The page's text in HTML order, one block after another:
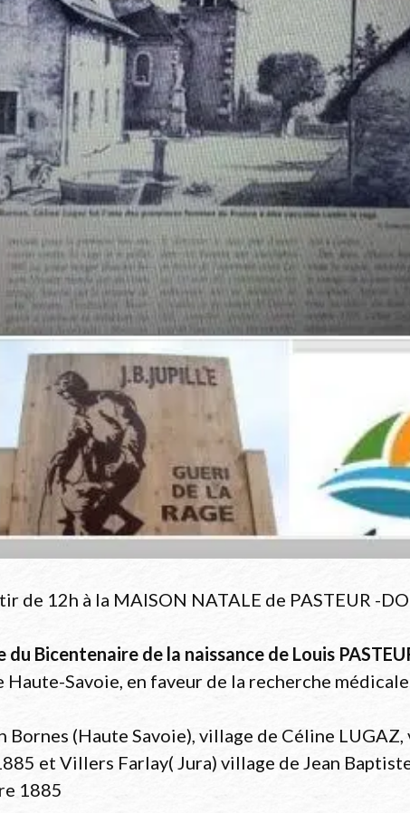
de 12h à la MAISON NATALE de PASTEUR -
Bicentenaire de la naissance de Louis
Savoie, en faveur de la recherche
Bornes (Haute Savoie), village de Céline
et Villers Farlay( Jura) village de Jean
1885